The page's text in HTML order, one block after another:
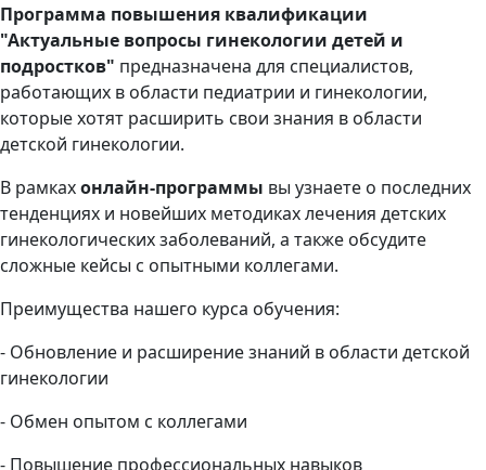
Программа повышения квалификации
"Актуальные вопросы гинекологии детей и
подростков" предназначена для специалистов,
работающих в области педиатрии и гинекологии,
которые хотят расширить свои знания в области
детской гинекологии.
В рамкахонлайн-программы вы узнаете о последних
тенденциях и новейших методиках лечения детских
гинекологических заболеваний, а также обсудите
сложные кейсы с опытными коллегами.
Преимущества нашего курса обучения:
- Обновление и расширение знаний в области детской
гинекологии
- Обмен опытом с коллегами
- Повышение профессиональных навыков